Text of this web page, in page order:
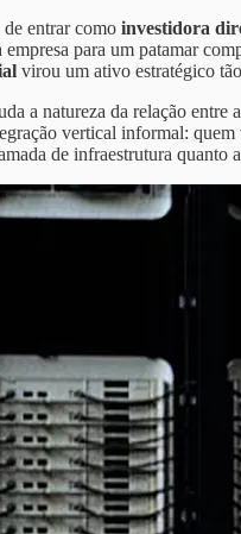
entrar como investidora
empresa para um patamar
virou um ativo estratégico
a natureza da relação entre
vertical informal: quem
de infraestrutura quanto